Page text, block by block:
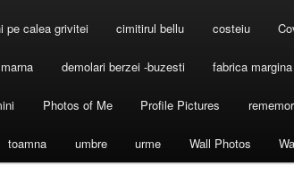
pe calea grivitei cimitirul bellu costeiu
demolari berzei -buzesti fabrica margina
Photos of Me Profile Pictures
toamna umbre urme Wall Photos